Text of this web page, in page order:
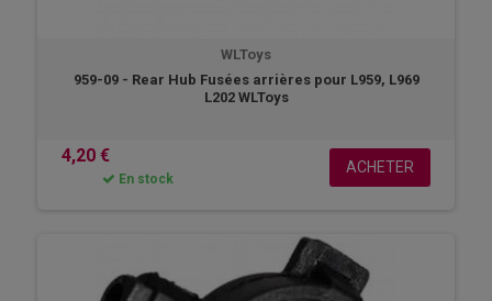
WLToys
959-09 - Rear Hub Fusées arrières pour L959, L969
L202 WLToys
4,20 €
En stock
ACHETER